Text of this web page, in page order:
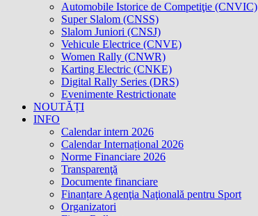
Automobile Istorice de Competiţie (CNVIC)
Super Slalom (CNSS)
Slalom Juniori (CNSJ)
Vehicule Electrice (CNVE)
Women Rally (CNWR)
Karting Electric (CNKE)
Digital Rally Series (DRS)
Evenimente Restrictionate
NOUTĂȚI
INFO
Calendar intern 2026
Calendar Internațional 2026
Norme Financiare 2026
Transparenţă
Documente financiare
Finanțare Agenţia Naţională pentru Sport
Organizatori